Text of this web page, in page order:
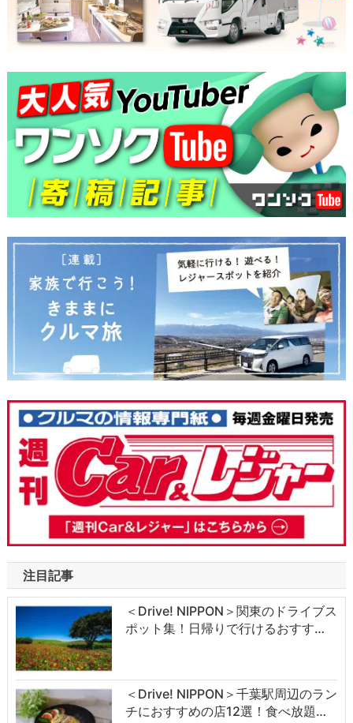
注目記事
＜Drive! NIPPON＞関東のドライブス
ポット集！日帰りで行けるおすす…
＜Drive! NIPPON＞千葉駅周辺のラン
チにおすすめの店12選！食べ放題…